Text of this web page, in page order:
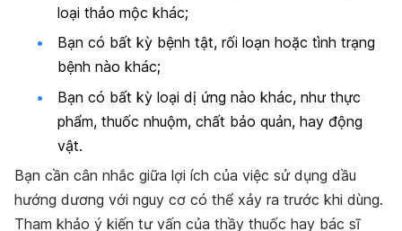
loại thảo mộc khác;
Bạn có bất kỳ bệnh tật, rối loạn hoặc tình trạng
bệnh nào khác;
Bạn có bất kỳ loại dị ứng nào khác, như thực
phẩm, thuốc nhuộm, chất bảo quản, hay động
vật.
Bạn cần cân nhắc giữa lợi ích của việc sử dụng dầu
hướng dương với nguy cơ có thể xảy ra trước khi dùng.
Tham khảo ý kiến tư vấn của thầy thuốc hay bác sĩ